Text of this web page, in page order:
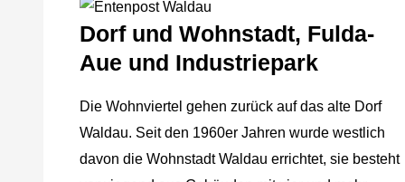
Dorf und Wohnstadt, Fulda‐
Aue und Industriepark
Die Wohnviertel gehen zurück auf das alte Dorf
Waldau. Seit den 1960er Jahren wurde westlich
davon die Wohnstadt Waldau errichtet, sie besteht